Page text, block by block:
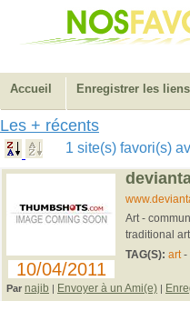
Accueil Enregistrer les
Les + récents
1 site(s) favori(s)
10/04/2011
Art -
traditional
TAG(S): art-
Par najib | Envoyer à un Ami(e) |